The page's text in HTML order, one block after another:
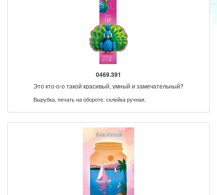
0469.391
Это кто-о-о такой красивый, умный и замечательный?
Вырубка, печать на обороте, склейка ручная.